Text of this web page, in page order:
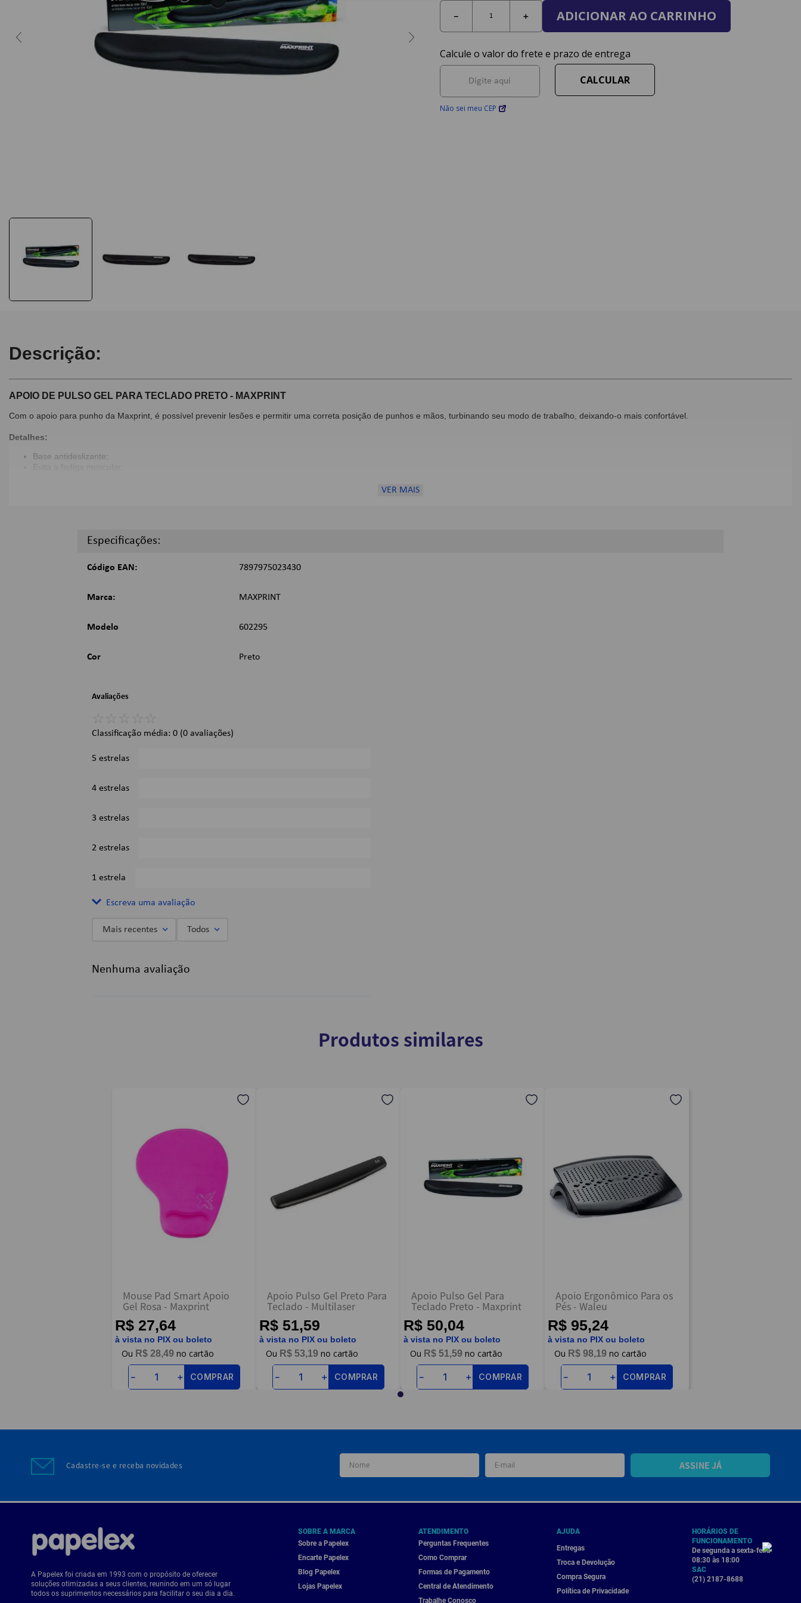
＋
－ ADICIONAR AO CARRINHO
Não sei meu CEP
Descrição:
APOIO DE PULSO GEL PARA TECLADO PRETO - MAXPRINT
Com o apoio para punho da Maxprint, é possível prevenir lesões e permitir uma correta posição de punhos e mãos, turbinando seu modo de trabalho, deixando-o mais confortável.
Detalhes:
Base antideslizante;
VER MAIS
Especificações:
Código EAN: 7897975023430
Marca: MAXPRINT
Modelo 602295
Cor Preto
Avaliações
☆ ☆ ☆ ☆ ☆
Classificação média: 0 (0 avaliações)
5 estrelas
4 estrelas
3 estrelas
2 estrelas
1 estrela
Escreva uma avaliação
Título
Escreva uma avaliação
ENVIAR AVALIAÇÃO
Mais recentes Todos
Nenhuma avaliação
Produtos similares
Mouse Pad Smart Apoio
Gel Rosa - Maxprint
R$ 27,64
à vista no PIX ou boleto
R$ 28,49
＋
－ COMPRAR
Apoio Pulso Gel Preto Para
Teclado - Multilaser
R$ 51,59
à vista no PIX ou boleto
R$ 53,19
＋
－ COMPRAR
Apoio Pulso Gel Para
Teclado Preto - Maxprint
R$ 50,04
à vista no PIX ou boleto
R$ 51,59
＋
－ COMPRAR
Apoio Ergonômico Para os
Pés - Waleu
R$ 95,24
à vista no PIX ou boleto
R$ 98,19
＋
－ COMPRAR
Cadastre-se e receba novidades ASSINE JÁ
A Papelex foi criada em 1993 com o propósito de oferecer
soluções otimizadas a seus clientes, reunindo em um só lugar
todos os suprimentos necessários para facilitar o seu dia a dia.
SOBRE A MARCA
Sobre a Papelex
Encarte Papelex
Blog Papelex
Lojas Papelex
ATENDIMENTO
Perguntas Frequentes
Como Comprar
Formas de Pagamento
Central de Atendimento
Trabalhe Conosco
AJUDA
Entregas
Troca e Devolução
Compra Segura
Política de Privacidade
HORÁRIOS DE
FUNCIONAMENTO
De segunda a sexta-feira
08:30 às 18:00
SAC
(21) 2187-8688
10º fita